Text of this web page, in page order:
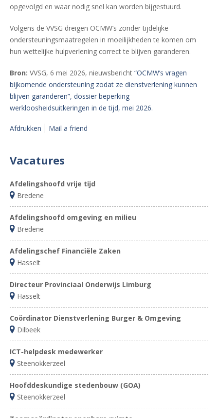
opgevolgd en waar nodig snel kan worden bijgestuurd.
Volgens de VVSG dreigen OCMW’s zonder tijdelijke
ondersteuningsmaatregelen in moeilijkheden te komen om
hun wettelijke hulpverlening correct te blijven garanderen.
Bron: VVSG, 6 mei 2026, nieuwsbericht “OCMW’s vragen
bijkomende ondersteuning zodat ze dienstverlening kunnen
blijven garanderen”, dossier beperking
werkloosheidsuitkeringen in de tijd, mei 2026.
Afdrukken Mail a friend
Vacatures
Afdelingshoofd vrije tijd
Bredene
Afdelingshoofd omgeving en milieu
Bredene
Afdelingschef Financiële Zaken
Hasselt
Directeur Provinciaal Onderwijs Limburg
Hasselt
Coördinator Dienstverlening Burger & Omgeving
Dilbeek
ICT-helpdesk medewerker
Steenokkerzeel
Hoofddeskundige stedenbouw (GOA)
Steenokkerzeel